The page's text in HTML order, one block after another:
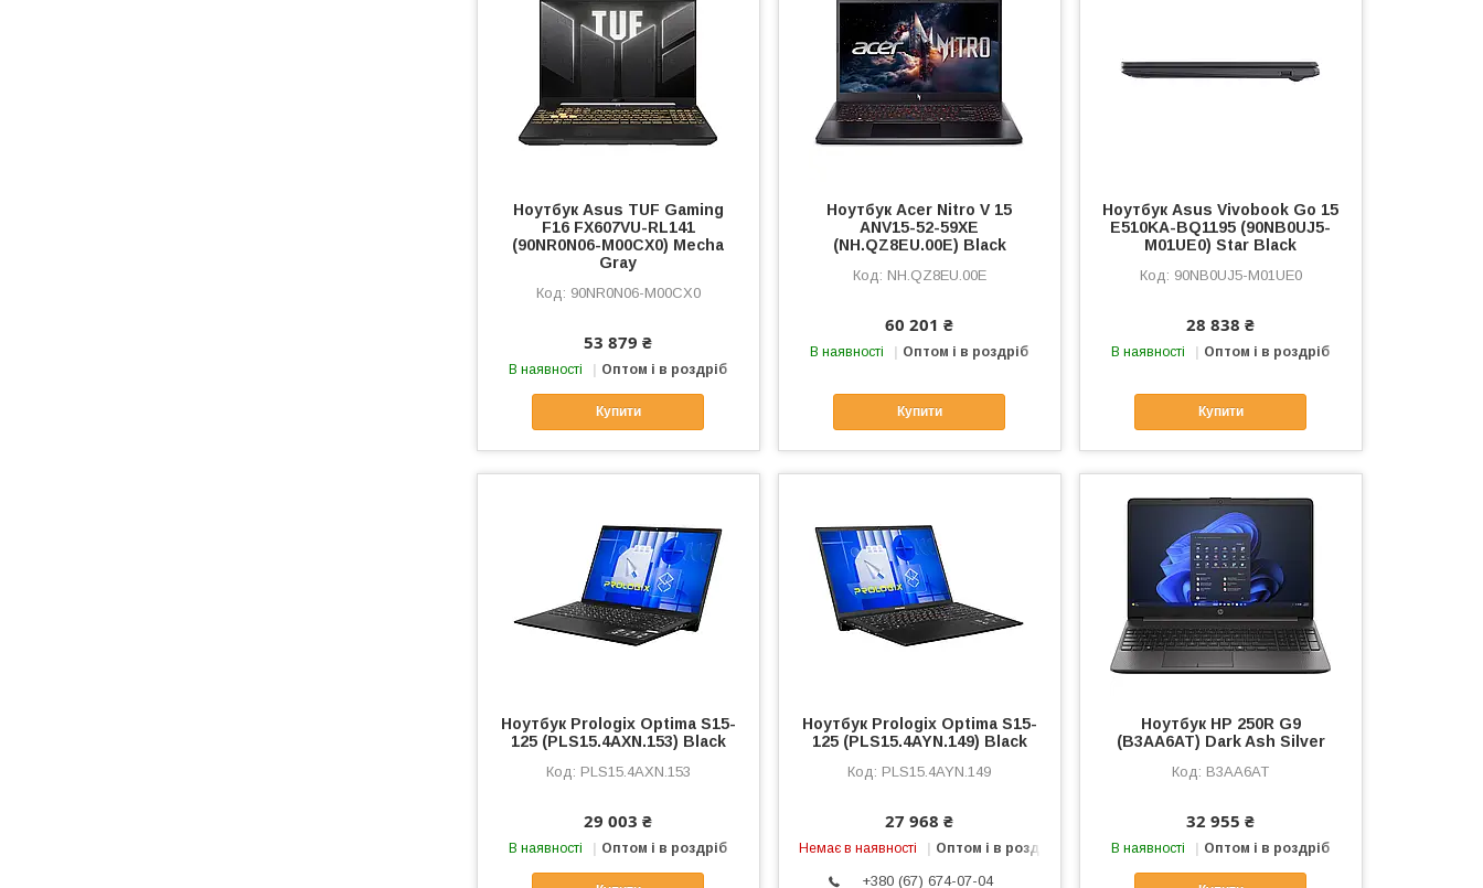
Ноутбук Asus TUF Gaming
F16 FX607VU-RL141
(90NR0N06-M00CX0) Mecha
Gray
90NR0N06-M00CX0
53 879 ₴
В наявності Оптом і в роздріб
Купити
Ноутбук Acer Nitro V 15
ANV15-52-59XE
(NH.QZ8EU.00E) Black
NH.QZ8EU.00E
60 201 ₴
В наявності Оптом і в роздріб
Купити
Ноутбук Asus Vivobook Go 15
E510KA-BQ1195 (90NB0UJ5-
M01UE0) Star Black
90NB0UJ5-M01UE0
28 838 ₴
В наявності Оптом і в роздріб
Купити
Ноутбук Prologix Optima S15-
125 (PLS15.4AXN.153) Black
PLS15.4AXN.153
29 003 ₴
В наявності Оптом і в роздріб
Ноутбук Prologix Optima S15-
125 (PLS15.4AYN.149) Black
PLS15.4AYN.149
27 968 ₴
Немає в наявності Оптом і в роздріб
+380 (67) 674-07-04
Ноутбук HP 250R G9
(B3AA6AT) Dark Ash Silver
B3AA6AT
32 955 ₴
В наявності Оптом і в роздріб